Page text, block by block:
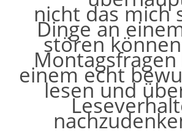
nicht das mich
Dinge an
stören
einem echt
lesen und